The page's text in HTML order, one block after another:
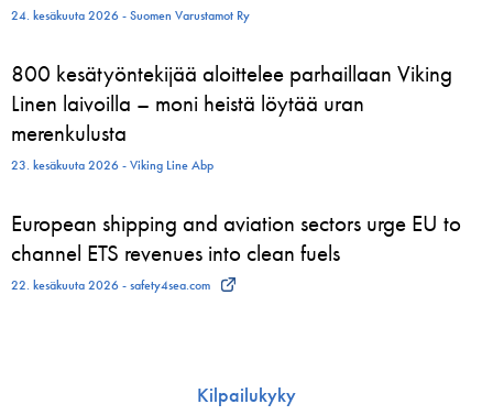
24. kesäkuuta 2026 - Suomen Varustamot Ry
800 kesätyöntekijää aloittelee parhaillaan Viking
Linen laivoilla – moni heistä löytää uran
merenkulusta
23. kesäkuuta 2026 - Viking Line Abp
European shipping and aviation sectors urge EU to
channel ETS revenues into clean fuels
22. kesäkuuta 2026 - safety4sea.com
Kilpailukyky